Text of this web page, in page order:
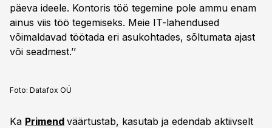
päeva ideele. Kontoris töö tegemine pole ammu enam
ainus viis töö tegemiseks. Meie IT-lahendused
võimaldavad töötada eri asukohtades, sõltumata ajast
või seadmest.’’
Foto: Datafox OÜ
Ka Primend väärtustab, kasutab ja edendab aktiivselt